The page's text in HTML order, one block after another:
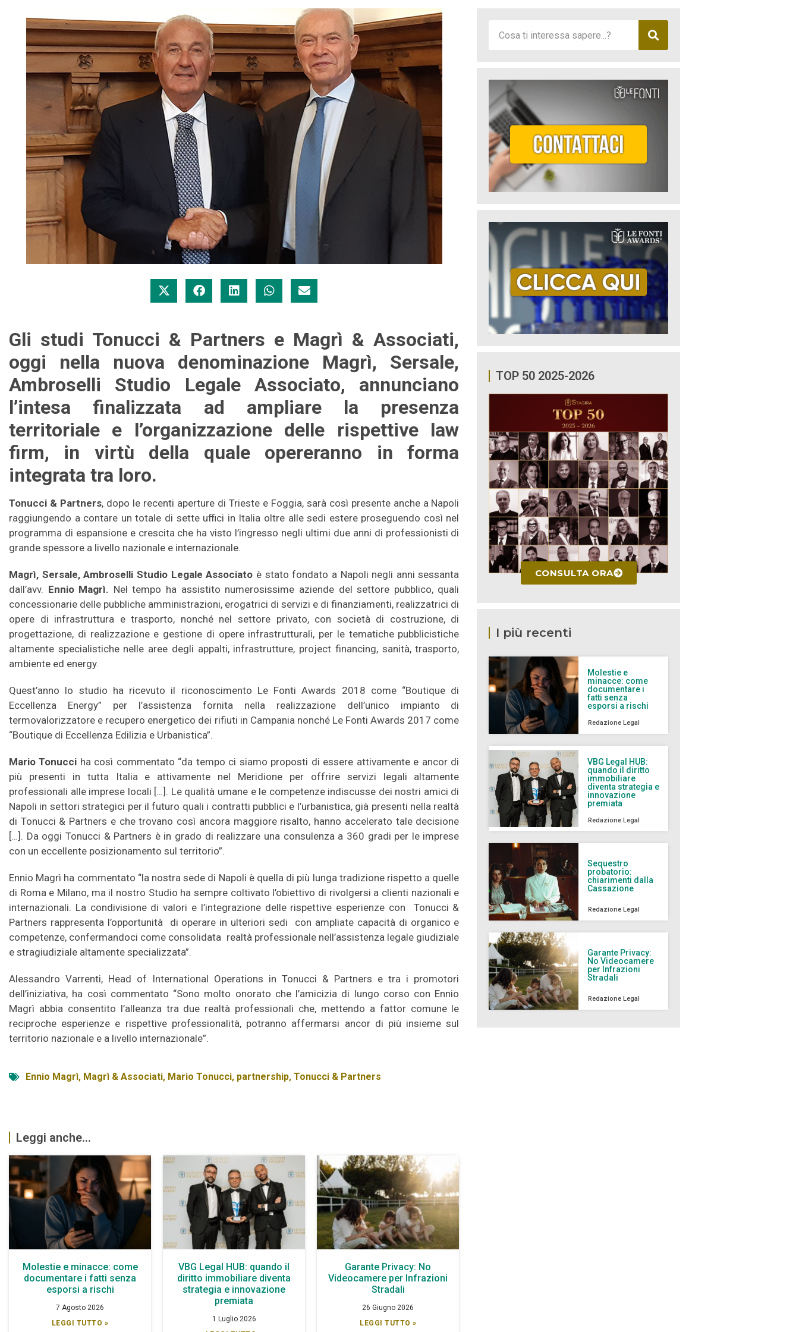
Gli studi Tonucci & Partners e Magrì & Associati,
oggi nella nuova denominazione Magrì, Sersale,
Ambroselli Studio Legale Associato, annunciano
l’intesa finalizzata ad ampliare la presenza
territoriale e l’organizzazione delle rispettive law
firm, in virtù della quale opereranno in forma
integrata tra loro.
Tonucci & Partners, dopo le recenti aperture di Trieste e Foggia, sarà così presente anche a Napoli
raggiungendo a contare un totale di sette uffici in Italia oltre alle sedi estere proseguendo così nel
programma di espansione e crescita che ha visto l’ingresso negli ultimi due anni di professionisti di
grande spessore a livello nazionale e internazionale.
Magrì, Sersale, Ambroselli Studio Legale Associato è stato fondato a Napoli negli anni sessanta
dall’avv. Ennio Magrì. Nel tempo ha assistito numerosissime aziende del settore pubblico, quali
concessionarie delle pubbliche amministrazioni, erogatrici di servizi e di finanziamenti, realizzatrici di
opere di infrastruttura e trasporto, nonché nel settore privato, con società di costruzione, di
progettazione, di realizzazione e gestione di opere infrastrutturali, per le tematiche pubblicistiche
altamente specialistiche nelle aree degli appalti, infrastrutture, project financing, sanità, trasporto,
ambiente ed energy.
Quest’anno lo studio ha ricevuto il riconoscimento Le Fonti Awards 2018 come “Boutique di
Eccellenza Energy” per l’assistenza fornita nella realizzazione dell’unico impianto di
termovalorizzatore e recupero energetico dei rifiuti in Campania nonché Le Fonti Awards 2017 come
“Boutique di Eccellenza Edilizia e Urbanistica”.
Mario Tonucci ha così commentato “da tempo ci siamo proposti di essere attivamente e ancor di
più presenti in tutta Italia e attivamente nel Meridione per offrire servizi legali altamente
professionali alle imprese locali […]. Le qualità umane e le competenze indiscusse dei nostri amici di
Napoli in settori strategici per il futuro quali i contratti pubblici e l’urbanistica, già presenti nella realtà
di Tonucci & Partners e che trovano così ancora maggiore risalto, hanno accelerato tale decisione
[…]. Da oggi Tonucci & Partners è in grado di realizzare una consulenza a 360 gradi per le imprese
con un eccellente posizionamento sul territorio”.
Ennio Magrì ha commentato “la nostra sede di Napoli è quella di più lunga tradizione rispetto a quelle
di Roma e Milano, ma il nostro Studio ha sempre coltivato l’obiettivo di rivolgersi a clienti nazionali e
internazionali. La condivisione di valori e l’integrazione delle rispettive esperienze con Tonucci &
Partners rappresenta l’opportunità di operare in ulteriori sedi con ampliate capacità di organico e
competenze, confermandoci come consolidata realtà professionale nell’assistenza legale giudiziale
e stragiudiziale altamente specializzata”.
Alessandro Varrenti, Head of International Operations in Tonucci & Partners e tra i promotori
dell’iniziativa, ha così commentato “Sono molto onorato che l’amicizia di lungo corso con Ennio
Magrì abbia consentito l’alleanza tra due realtà professionali che, mettendo a fattor comune le
reciproche esperienze e rispettive professionalità, potranno affermarsi ancor di più insieme sul
territorio nazionale e a livello internazionale”.
Ennio Magrì, Magrì & Associati, Mario Tonucci, partnership, Tonucci & Partners
Leggi anche...
Molestie e minacce: come
documentare i fatti senza
esporsi a rischi
7 Agosto 2026
LEGGI TUTTO »
VBG Legal HUB: quando il
diritto immobiliare diventa
strategia e innovazione
premiata
1 Luglio 2026
Garante Privacy: No
Videocamere per Infrazioni
Stradali
26 Giugno 2026
LEGGI TUTTO »
TOP 50 2025-2026
CONSULTA ORA
I più recenti
Molestie e
minacce: come
documentare i
fatti senza
esporsi a rischi
Redazione Legal
VBG Legal HUB:
quando il diritto
immobiliare
diventa strategia e
innovazione
premiata
Redazione Legal
Sequestro
probatorio:
chiarimenti dalla
Cassazione
Redazione Legal
Garante Privacy:
No Videocamere
per Infrazioni
Stradali
Redazione Legal